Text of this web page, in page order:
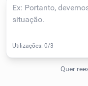
Corrigir Texto
Detector de IA
Humanizador de IA